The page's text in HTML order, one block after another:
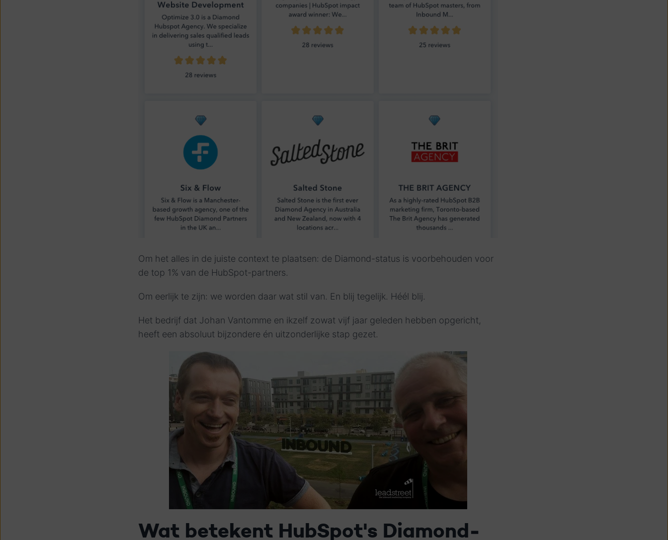
Om het alles in de juiste context te plaatsen: de Diamond-status is voorbehouden voor
de top 1% van de HubSpot-partners.
Om eerlijk te zijn: we worden daar wat stil van. En blij tegelijk. Héél blij.
Het bedrijf dat Johan Vantomme en ikzelf zowat vijf jaar geleden hebben opgericht,
heeft een absoluut bijzondere én uitzonderlijke stap gezet.
Wat betekent HubSpot's Diamond-